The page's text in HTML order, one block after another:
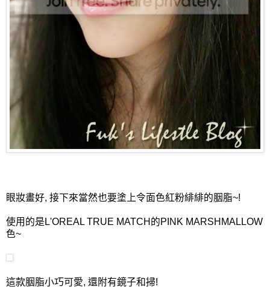
眼妝畫好, 接下來當然也要塗上令面色紅粉緋緋的胭脂~!
使用的是L'OREAL TRUE MATCH的PINK MARSHMALLOW
色~
這款胭脂小巧可愛, 還附有鏡子和掃!